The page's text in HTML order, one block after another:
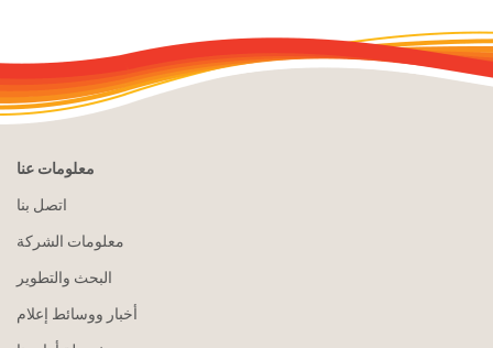
معلومات عنا
اتصل بنا
معلومات الشركة
البحث والتطوير
أخبار ووسائط إعلام